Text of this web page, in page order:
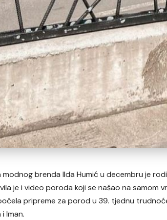
brenda Ilda Humić u decembru je
je i video poroda koji se našao na samom
pripreme za porod u 39. tjednu
Iman.